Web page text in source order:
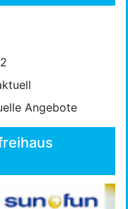
Angebote